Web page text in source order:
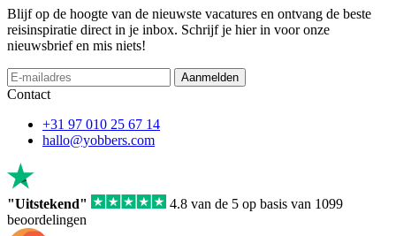
Blijf op de hoogte van de nieuwste vacatures en ontvang de beste
reisinspiratie direct in je inbox. Schrijf je hier in voor onze
nieuwsbrief en mis niets!
If
you
human,
this
field
Aanmelden
Contact
+31 97 010 25 67 14
hallo@yobbers.com
"Uitstekend"
4.8 van de 5 op basis van 1099
beoordelingen